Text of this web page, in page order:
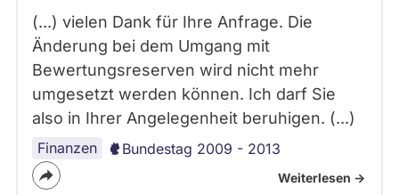
(...) vielen Dank für Ihre Anfrage. Die
Änderung bei dem Umgang mit
Bewertungsreserven wird nicht mehr
umgesetzt werden können. Ich darf Sie
also in Ihrer Angelegenheit beruhigen. (...)
Finanzen Bundestag 2009 - 2013
Weiterlesen ->